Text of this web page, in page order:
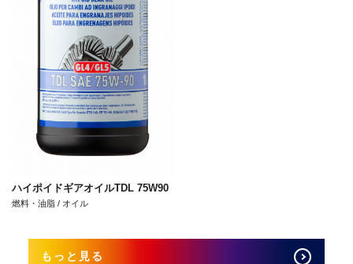
ハイポイドギアオイルTDL 75W90
燃料・油脂 / オイル
もっと見る